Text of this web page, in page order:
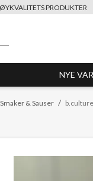
PRODUKTER
NYE
/
& Sauser